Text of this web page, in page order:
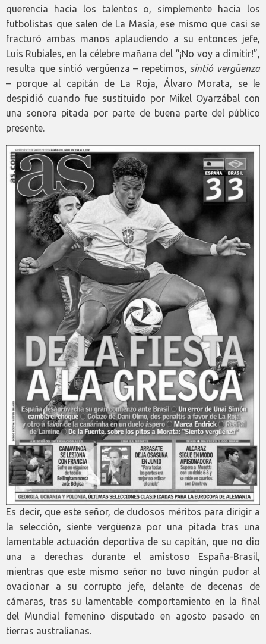
querencia hacia los talentos o, simplemente hacia los
futbolistas que salen de La Masía, ese mismo que casi se
fracturó ambas manos aplaudiendo a su entonces jefe,
Luis Rubiales, en la célebre mañana del “¡No voy a dimitir!”,
resulta que sintió vergüenza – repetimos, sintió vergüenza
– porque al capitán de La Roja, Álvaro Morata, se le
despidió cuando fue sustituido por Mikel Oyarzábal con
una sonora pitada por parte de buena parte del público
presente.
Es decir, que este señor, de dudosos méritos para dirigir a
la selección, siente vergüenza por una pitada tras una
lamentable actuación deportiva de su capitán, que no dio
una a derechas durante el amistoso España-Brasil,
mientras que este mismo señor no tuvo ningún pudor al
ovacionar a su corrupto jefe, delante de decenas de
cámaras, tras su lamentable comportamiento en la final
del Mundial femenino disputado en agosto pasado en
tierras australianas.